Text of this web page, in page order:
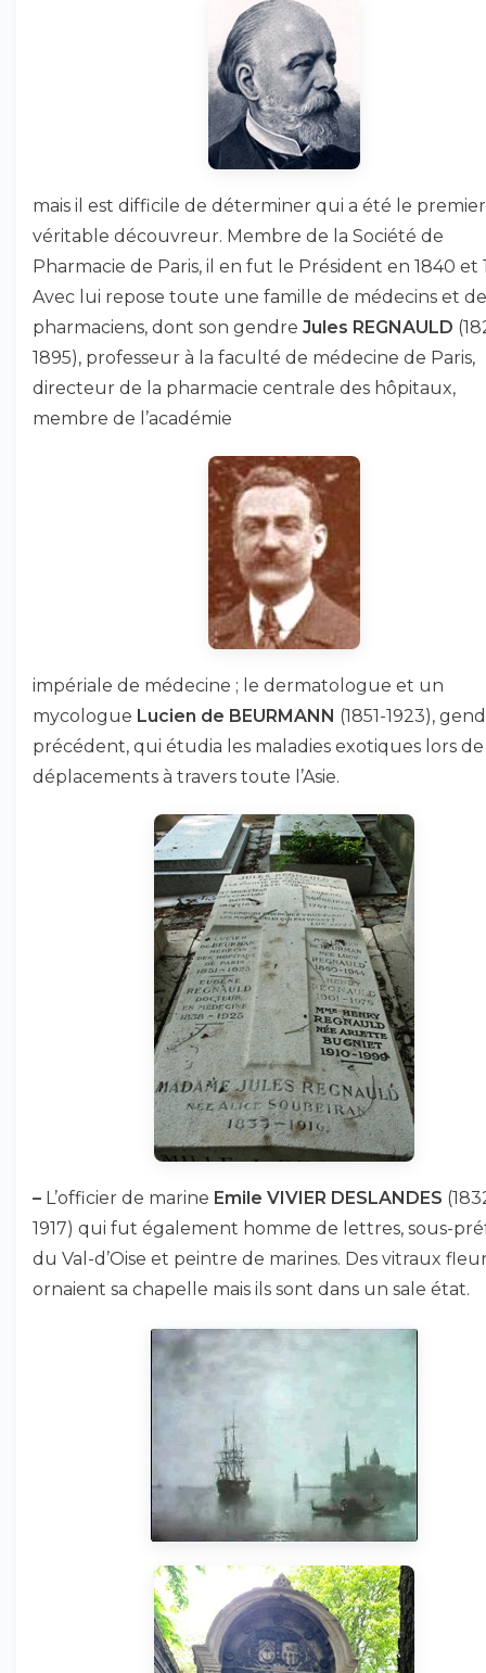
mais il est difficile de déterminer qui a été le premier
véritable découvreur. Membre de la Société de
Pharmacie de Paris, il en fut le Président en 1840 et
Avec lui repose toute une famille de médecins et de
pharmaciens, dont son gendre Jules REGNAULD
1895), professeur à la faculté de médecine de Paris,
directeur de la pharmacie centrale des hôpitaux,
membre de l’académie
impériale de médecine ; le dermatologue et un
mycologue Lucien de BEURMANN (1851-1923),
précédent, qui étudia les maladies exotiques lors de
déplacements à travers toute l’Asie.
– L’officier de marine Emile VIVIER DESLANDES
1917) qui fut également homme de lettres, sous-
du Val-d’Oise et peintre de marines. Des vitraux
ornaient sa chapelle mais ils sont dans un sale état.